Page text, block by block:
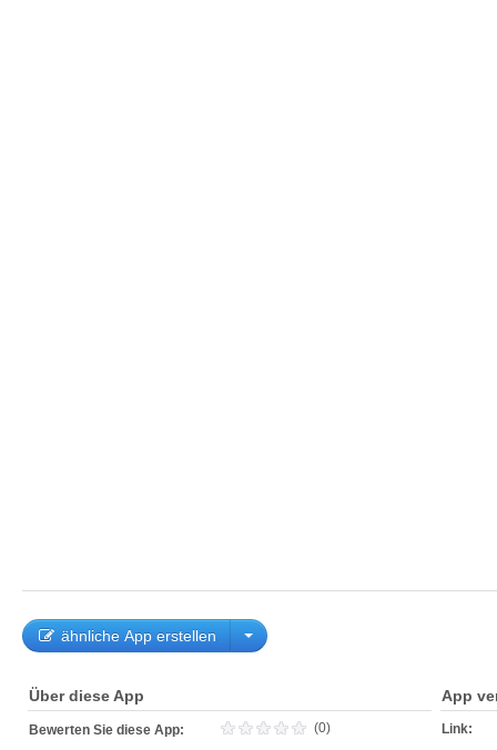
ähnliche App erstellen
Über diese App
Bewerten Sie diese App: (0)
App
Link: